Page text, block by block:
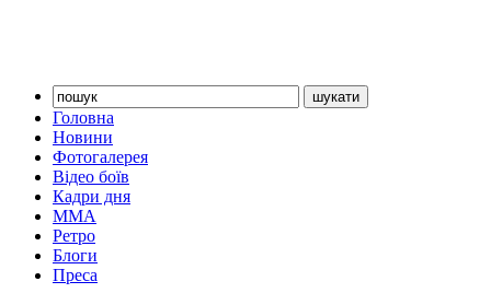
Головна
Новини
Фотогалерея
Відео боїв
Кадри дня
ММА
Ретро
Блоги
Преса